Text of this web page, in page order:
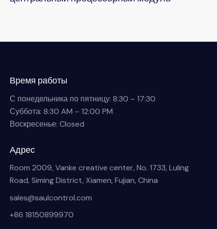
Время работы
С понедельника по пятницу: 8:30 – 17:30
Суббота: 8:30 AM – 12:00 PM
Воскресенье: Closed
Адрес
Room 2009, Vanke creative center, No. 1733, Luling
Road, Siming District, Xiamen, Fujian, China
sales@saulcontrol.com
+86 18150899970